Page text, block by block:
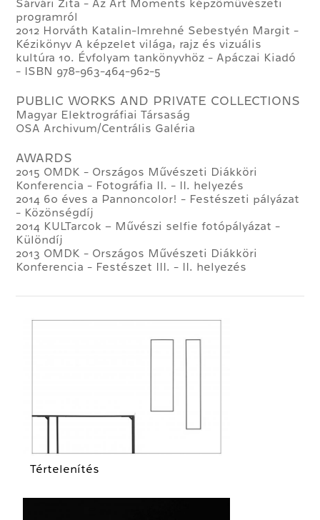
Sárvári Zita - Az Art Moments képzőművészeti
programról
2012 Horváth Katalin-Imrehné Sebestyén Margit -
Kézikönyv A képzelet világa, rajz és vizuális
kultúra 10. Évfolyam tankönyvhöz - Apáczai Kiadó
- ISBN 978-963-464-962-5
PUBLIC WORKS AND PRIVATE COLLECTIONS
Magyar Elektrográfiai Társaság
OSA Archivum/Centrális Galéria
AWARDS
2015 OMDK - Országos Művészeti Diákköri
Konferencia - Fotográfia II. - II. helyezés
2014 60 éves a Pannoncolor! - Festészeti pályázat
- Közönségdíj
2014 KULTarcok – Művészi selfie fotópályázat -
Különdíj
2013 OMDK - Országos Művészeti Diákköri
Konferencia - Festészet III. - II. helyezés
Tértelenítés